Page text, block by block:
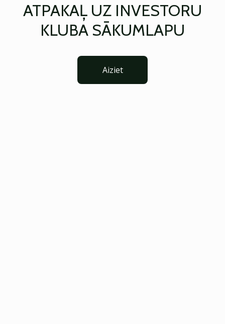
ATPAKAĻ UZ INVESTORU
KLUBA SĀKUMLAPU
Aiziet